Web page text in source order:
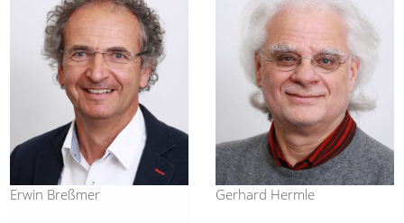
Erwin Breßmer Gerhard Hermle